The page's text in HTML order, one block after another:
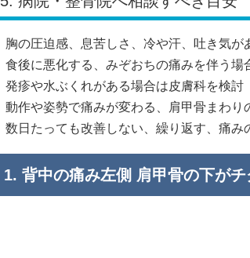
胸の圧迫感、息苦しさ、冷や汗、吐き気
食後に悪化する、みぞおちの痛みを伴う場
発疹や水ぶくれがある場合は皮膚科を検討
動作や姿勢で痛みが変わる、肩甲骨まわ
数日たっても改善しない、繰り返す、痛
1. 背中の痛み左側 肩甲骨の下が